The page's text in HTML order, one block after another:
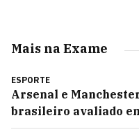
Mais na Exame
ESPORTE
Arsenal e
brasileiro avaliado